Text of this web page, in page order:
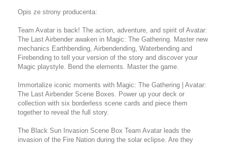
Opis ze strony producenta:
Team Avatar is back! The action, adventure, and spirit of Avatar:
The Last Airbender awaken in Magic: The Gathering. Master new
mechanics Earthbending, Airbendending, Waterbending and
Firebending to tell your version of the story and discover your
Magic playstyle. Bend the elements. Master the game.
Immortalize iconic moments with Magic: The Gathering | Avatar:
The Last Airbender Scene Boxes. Power up your deck or
collection with six borderless scene cards and piece them
together to reveal the full story.
The Black Sun Invasion Scene Box Team Avatar leads the
invasion of the Fire Nation during the solar eclipse. Are they